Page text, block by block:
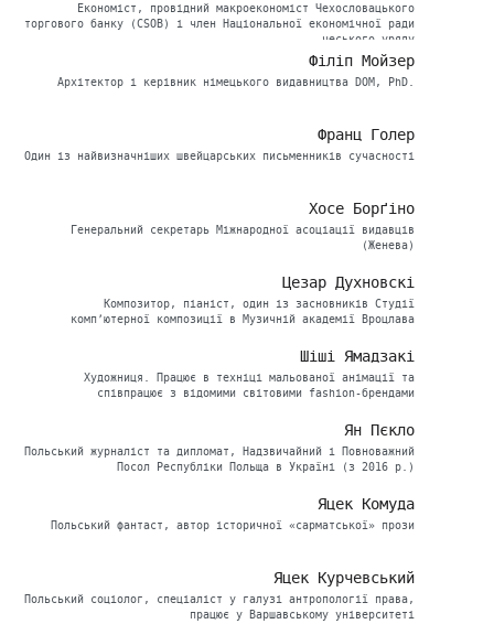
Економіст, провідний макроекономіст Чехословацького
торгового банку (CSOB) і член Національної економічної ради
чеського уряду
Філіп Мойзер
Архітектор і керівник німецького видавництва DOM, PhD.
Франц Голер
Один із найвизначніших швейцарських письменників сучасності
Хосе Борґіно
Генеральний секретарь Міжнародної асоціації видавців
(Женева)
Цезар Духновскі
Композитор, піаніст, один із засновників Студії
комп’ютерної композиції в Музичній академії Вроцлава
Шіші Ямадзакі
Художниця. Працює в техніці мальованої анімації та
співпрацює з відомими світовими fashion-брендами
Ян Пєкло
Польський журналіст та дипломат, Надзвичайний і Повноважний
Посол Республіки Польща в Україні (з 2016 р.)
Яцек Комуда
Польський фантаст, автор історичної «сарматської» прози
Яцек Курчевський
Польський соціолог, спеціаліст у галузі антропології права,
працює у Варшавському університеті